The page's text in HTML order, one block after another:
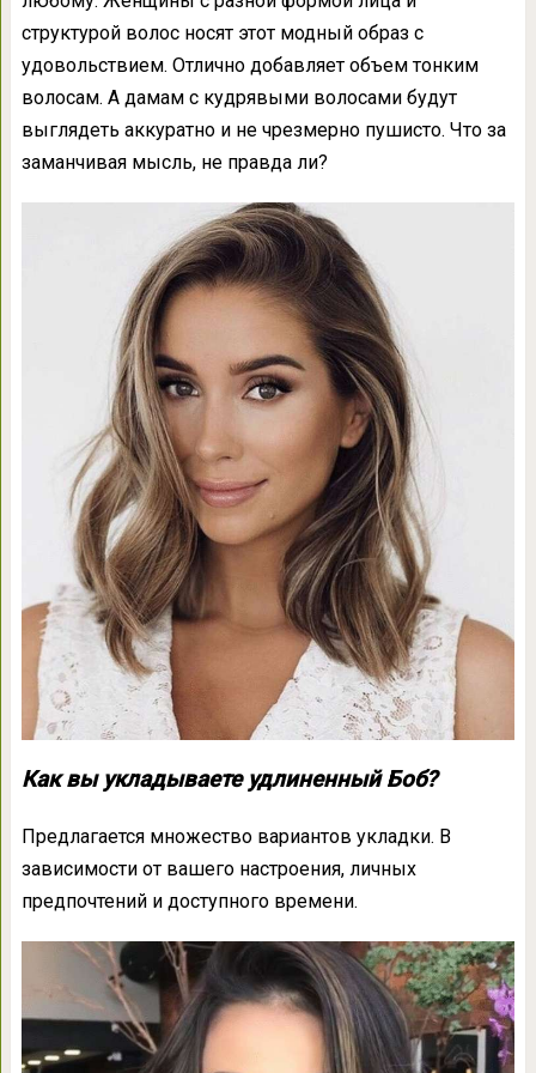
структурой волос носят этот модный образ с
удовольствием. Отлично добавляет объем тонким
волосам. А дамам с кудрявыми волосами будут
выглядеть аккуратно и не чрезмерно пушисто. Что за
заманчивая мысль, не правда ли?
Как вы укладываете удлиненный Боб?
Предлагается множество вариантов укладки. В
зависимости от вашего настроения, личных
предпочтений и доступного времени.